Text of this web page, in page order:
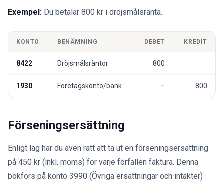
Exempel: Du betalar 800 kr i dröjsmålsränta.
KONTO BENÄMNING DEBET KREDIT
8422 Dröjsmålsräntor 800
1930 Företagskonto/bank 800
Förseningsersättning
Enligt lag har du även rätt att ta ut en förseningsersättning
på 450 kr (inkl. moms) för varje förfallen faktura. Denna
bokförs på konto 3990 (Övriga ersättningar och intäkter)